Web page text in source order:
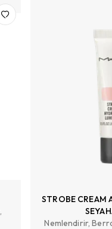
STROBE CREAM
Nemlendirir,